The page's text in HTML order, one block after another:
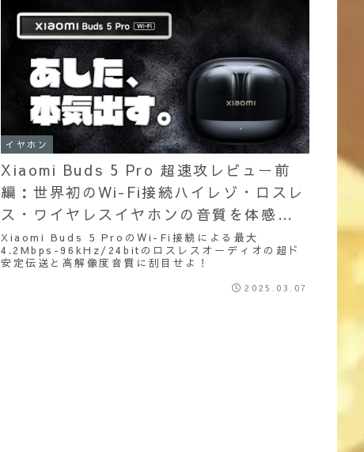
イヤホン
Xiaomi Buds 5 Pro 超速攻レビュー前
編：世界初のWi-Fi接続ハイレゾ・ロスレ
ス・ワイヤレスイヤホンの音質を体感せ
よ！
Xiaomi Buds 5 ProのWi-Fi接続による最大
4.2Mbps-96kHz/24bitのロスレスオーディオの超ド
安定伝送と高解像度音質に刮目せよ！
2025.03.07